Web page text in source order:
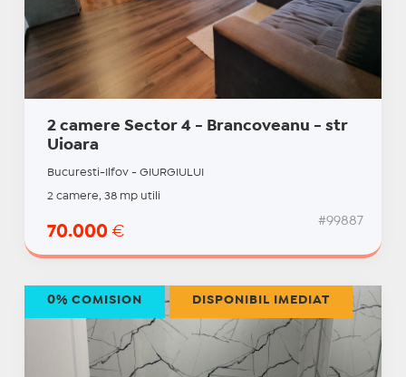
2 camere Sector 4 - Brancoveanu - str
Uioara
Bucuresti-Ilfov - GIURGIULUI
2 camere, 38 mp utili
70.000 €
#99887
0% COMISION DISPONIBIL IMEDIAT